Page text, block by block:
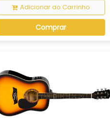
Adicionar ao Carrinho
Comprar